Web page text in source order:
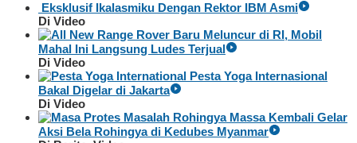
Eksklusif Ikalasmiku Dengan Rektor IBM Asmi
Di Video
Baru Meluncur di RI, Mobil
Mahal Ini Langsung Ludes Terjual
Di Video
Pesta Yoga Internasional
Bakal Digelar di Jakarta
Di Video
Massa Kembali Gelar
Aksi Bela Rohingya di Kedubes Myanmar